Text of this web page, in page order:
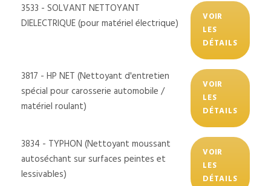
3533 - SOLVANT NETTOYANT
DIELECTRIQUE (pour matériel électrique)
VOIR
LES
DÉTAILS
3817 - HP NET (Nettoyant d'entretien
spécial pour carosserie automobile /
matériel roulant)
VOIR
LES
DÉTAILS
3834 - TYPHON (Nettoyant moussant
autoséchant sur surfaces peintes et
lessivables)
VOIR
LES
DÉTAILS